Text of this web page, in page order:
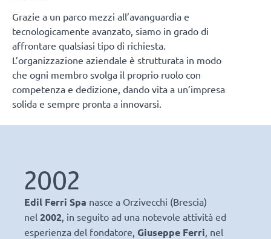
Grazie a un parco mezzi all’avanguardia e
tecnologicamente avanzato, siamo in grado di
affrontare qualsiasi tipo di richiesta.
L’organizzazione aziendale è strutturata in modo
che ogni membro svolga il proprio ruolo con
competenza e dedizione, dando vita a un’impresa
solida e sempre pronta a innovarsi.
2002
Edil Ferri Spa nasce a Orzivecchi (Brescia)
nel 2002 , in seguito ad una notevole attività ed
esperienza del fondatore, Giuseppe Ferri , nel